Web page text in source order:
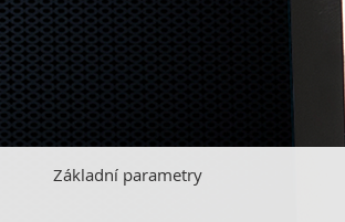
Základní parametry